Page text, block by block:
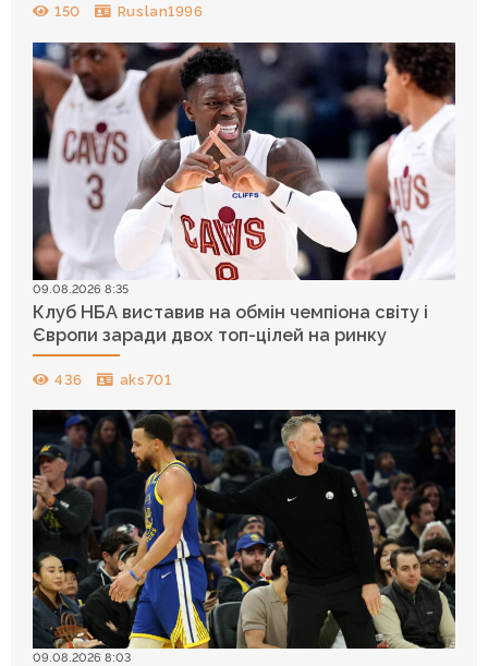
150 Ruslan1996
09.08.2026 8:35
Клуб НБА виставив на обмін чемпіона світу і
Європи заради двох топ-цілей на ринку
436 aks701
09.08.2026 8:03